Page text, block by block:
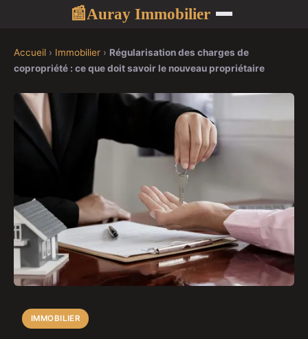
📰Auray Immobilier
Accueil › Immobilier › Régularisation des charges de
copropriété : ce que doit savoir le nouveau propriétaire
IMMOBILIER